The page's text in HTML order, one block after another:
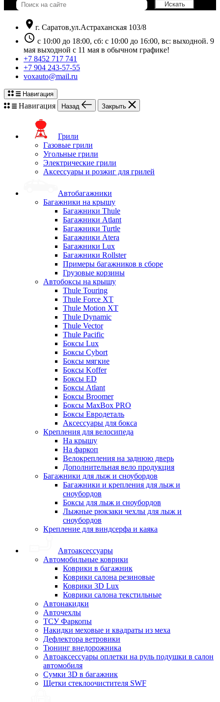
location_on г. Саратов,ул.Астраханская 103/8
schedule с 10:00 до 18:00, сб: с 10:00 до 16:00, вс: выходной. 9
мая выходной с 11 мая в обычном графике!
+7 8452 717 741
+7 904 243-57-55
voxauto@mail.ru
Навигация
Навигация Назад Закрыть
Грили
Газовые грили
Угольные грили
Электрические грили
Аксессуары и розжиг для грилей
Автобагажники
Багажники на крышу
Багажники Thule
Багажники Atlant
Багажники Turtle
Багажники Atera
Багажники Lux
Багажники Rollster
Примеры багажников в сборе
Грузовые корзины
Автобоксы на крышу
Thule Touring
Thule Force XT
Thule Motion XT
Thule Dynamic
Thule Vector
Thule Pacific
Боксы Lux
Боксы Cybort
Боксы мягкие
Боксы Koffer
Боксы ED
Боксы Atlant
Боксы Broomer
Боксы MaxBox PRO
Боксы Евродеталь
Аксессуары для бокса
Крепления для велосипеда
На крышу
На фаркоп
Велокрепления на заднюю дверь
Дополнительная вело продукция
Багажники для лыж и сноубордов
Багажники и крепления для лыж и
сноубордов
Боксы для лыж и сноубордов
Лыжные рюкзаки чехлы для лыж и
сноубордов
Крепление для виндсерфа и каяка
Автоаксессуары
Автомобильные коврики
Коврики в багажник
Коврики салона резиновые
Коврики 3D Lux
Коврики салона текстильные
Автонакидки
Авточехлы
ТСУ Фаркопы
Накидки меховые и квадраты из меха
Дефлектора ветровики
Тюнинг внедорожника
Автоаксессуары оплетки на руль подушки в салон
автомобиля
Сумки 3D в багажник
Щетки стеклоочистителя SWF